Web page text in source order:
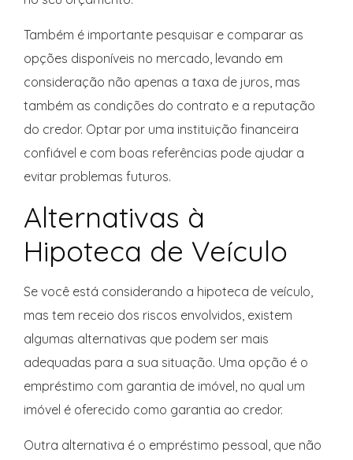
Também é importante pesquisar e comparar as
opções disponíveis no mercado, levando em
consideração não apenas a taxa de juros, mas
também as condições do contrato e a reputação
do credor. Optar por uma instituição financeira
confiável e com boas referências pode ajudar a
evitar problemas futuros.
Alternativas à
Hipoteca de Veículo
Se você está considerando a hipoteca de veículo,
mas tem receio dos riscos envolvidos, existem
algumas alternativas que podem ser mais
adequadas para a sua situação. Uma opção é o
empréstimo com garantia de imóvel, no qual um
imóvel é oferecido como garantia ao credor.
Outra alternativa é o empréstimo pessoal, que não